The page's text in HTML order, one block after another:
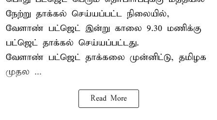
நேற்று தாக்கல் செய்யப்பட்ட நிலையில்,
வேளாண் பட்ஜெட் இன்று காலை 9.30 மணிக்கு
பட்ஜெட் தாக்கல் செய்யப்பட்டது.
வேளாண் பட்ஜெட் தாக்கலை முன்னிட்டு, தமிழக
முதல ...
Read More